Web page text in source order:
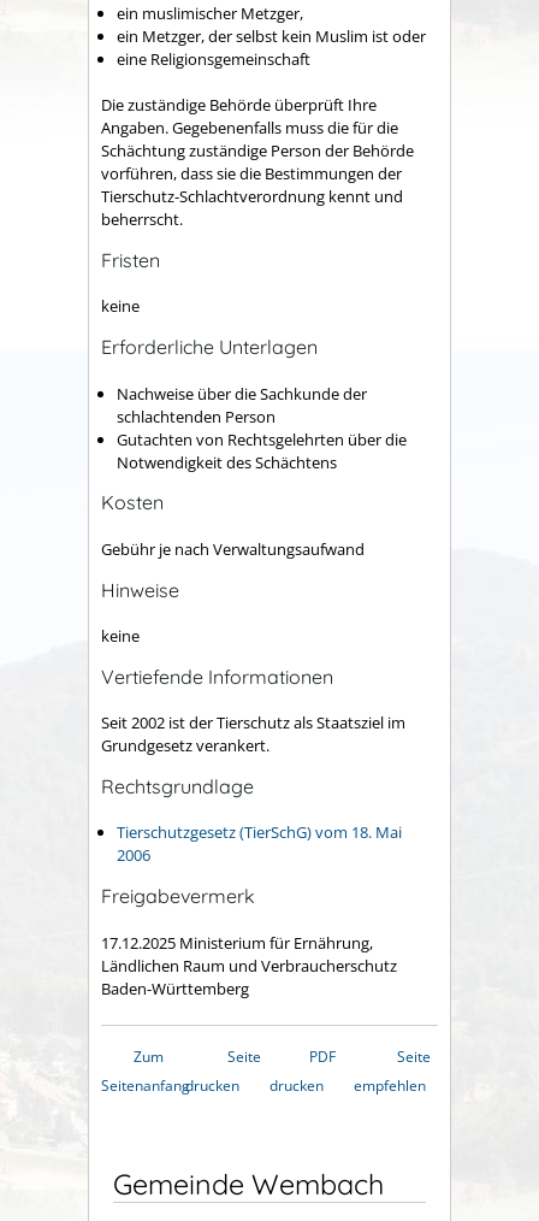
ein muslimischer Metzger,
ein Metzger, der selbst kein Muslim ist oder
eine Religionsgemeinschaft
Die zuständige Behörde überprüft Ihre
Angaben. Gegebenenfalls muss die für die
Schächtung zuständige Person der Behörde
vorführen, dass sie die Bestimmungen der
Tierschutz-Schlachtverordnung kennt und
beherrscht.
Fristen
keine
Erforderliche Unterlagen
Nachweise über die Sachkunde der
schlachtenden Person
Gutachten von Rechtsgelehrten über die
Notwendigkeit des Schächtens
Kosten
Gebühr je nach Verwaltungsaufwand
Hinweise
keine
Vertiefende Informationen
Seit 2002 ist der Tierschutz als Staatsziel im
Grundgesetz verankert.
Rechtsgrundlage
Tierschutzgesetz (TierSchG) vom 18. Mai
2006
Freigabevermerk
17.12.2025 Ministerium für Ernährung,
Ländlichen Raum und Verbraucherschutz
Baden-Württemberg
Zum
Seitenanfang
Seite
drucken
PDF
drucken
Seite
empfehlen
Gemeinde Wembach